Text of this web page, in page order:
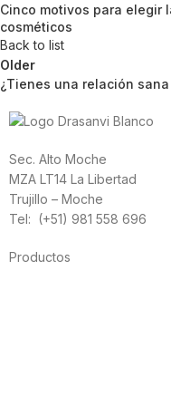
Cinco motivos para
cosméticos
Back to list
Older
¿Tienes una relación
Sec. Alto Moche
MZA LT14 La Libertad
Trujillo – Moche
Tel: (+51) 981 558 696
Productos